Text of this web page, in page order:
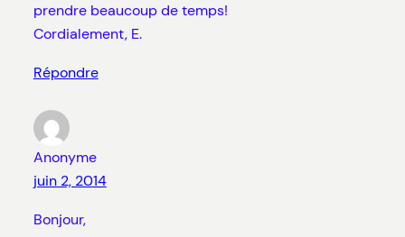
prendre beaucoup de temps!
Cordialement, E.
Répondre
Anonyme
juin 2, 2014
Bonjour,